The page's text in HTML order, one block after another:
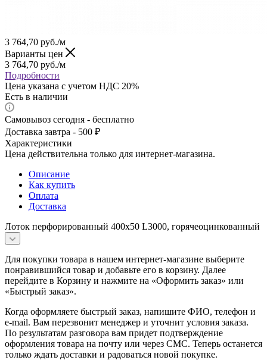
3 764,70 руб./м
Варианты цен
3 764,70 руб./м
Подробности
Цена указана с учетом НДС 20%
Есть в наличии
Самовывоз сегодня - бесплатно
Доставка завтра - 500 ₽
Характеристики
Цена действительна только для интернет-магазина.
Описание
Как купить
Оплата
Доставка
Лоток перфорированный 400х50 L3000, горячеоцинкованный
Для покупки товара в нашем интернет-магазине выберите
понравившийся товар и добавьте его в корзину. Далее
перейдите в Корзину и нажмите на «Оформить заказ» или
«Быстрый заказ».
Когда оформляете быстрый заказ, напишите ФИО, телефон и
e-mail. Вам перезвонит менеджер и уточнит условия заказа.
По результатам разговора вам придет подтверждение
оформления товара на почту или через СМС. Теперь останется
только ждать доставки и радоваться новой покупке.